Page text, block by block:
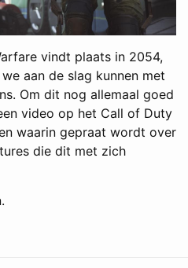
vindt plaats in 2054,
aan de slag kunnen met
Om dit nog allemaal goed
video op het Call of Duty
waarin gepraat wordt over
die dit met zich